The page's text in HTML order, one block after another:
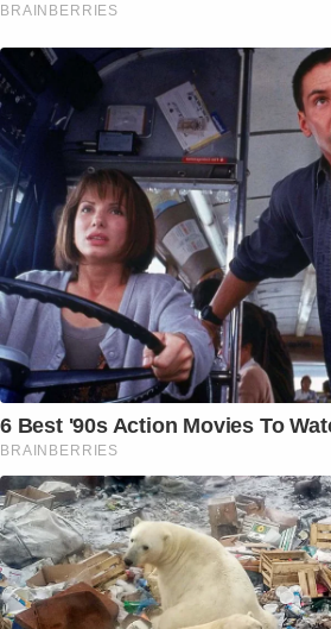
BRAINBERRIES
6 Best '90s Action Movies To
BRAINBERRIES